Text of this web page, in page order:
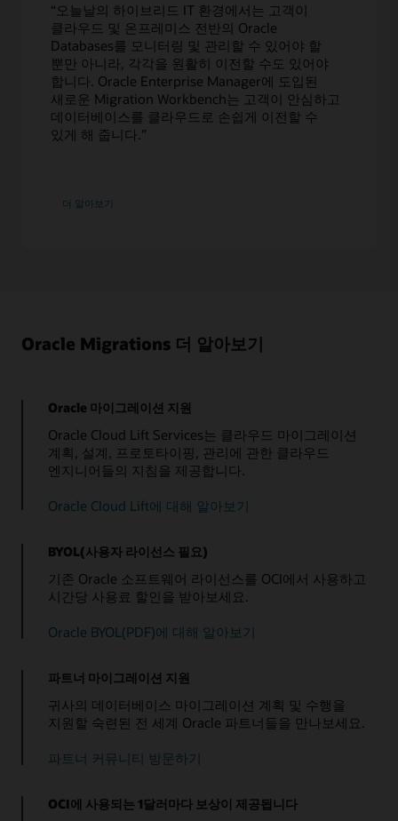
“오늘날의 하이브리드 IT 환경에서는 고객이
클라우드 및 온프레미스 전반의 Oracle
Databases를 모니터링 및 관리할 수 있어야 할
뿐만 아니라, 각각을 원활히 이전할 수도 있어야
합니다. Oracle Enterprise Manager에 도입된
새로운 Migration Workbench는 고객이 안심하고
데이터베이스를 클라우드로 손쉽게 이전할 수
있게 해 줍니다.”
더 알아보기
Manager
Oracle Migrations 더 알아보기
Oracle 마이그레이션 지원
Oracle Cloud Lift Services는 클라우드 마이그레이션
계획, 설계, 프로토타이핑, 관리에 관한 클라우드
엔지니어들의 지침을 제공합니다.
Oracle Cloud Lift에 대해 알아보기
BYOL(사용자 라이선스 필요)
기존 Oracle 소프트웨어 라이선스를 OCI에서 사용하고
시간당 사용료 할인을 받아보세요.
Oracle BYOL(PDF)에 대해 알아보기
파트너 마이그레이션 지원
귀사의 데이터베이스 마이그레이션 계획 및 수행을
지원할 숙련된 전 세계 Oracle 파트너들을 만나보세요.
파트너 커뮤니티 방문하기
OCI에 사용되는 1달러마다 보상이 제공됩니다